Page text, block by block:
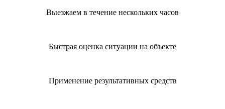
Выезжаем в течение нескольких часов
Быстрая оценка ситуации на объекте
Применение результативных средств